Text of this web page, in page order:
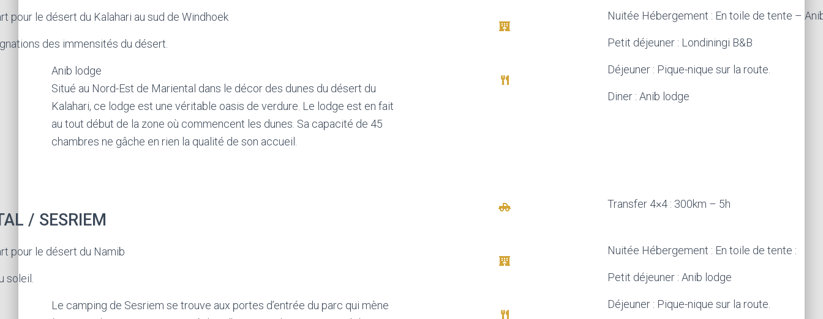
pour le désert du Kalahari au sud de Windhoek
des immensités du désert.
Anib lodge
Situé au Nord-Est de Mariental dans le décor des dunes du désert du
Kalahari, ce lodge est une véritable oasis de verdure. Le lodge est en fait
au tout début de la zone où commencent les dunes. Sa capacité de 45
chambres ne gâche en rien la qualité de son accueil.
Nuitée Hébergement : En toile de tente –
Petit déjeuner : Londiningi B&B
Déjeuner : Pique-nique sur la route.
Diner : Anib lodge
/ SESRIEM
pour le désert du Namib
soleil.
Le camping de Sesriem se trouve aux portes d’entrée du parc qui mène
Transfer 4×4 : 300km – 5h
Nuitée Hébergement : En toile de tente :
Petit déjeuner : Anib lodge
Déjeuner : Pique-nique sur la route.